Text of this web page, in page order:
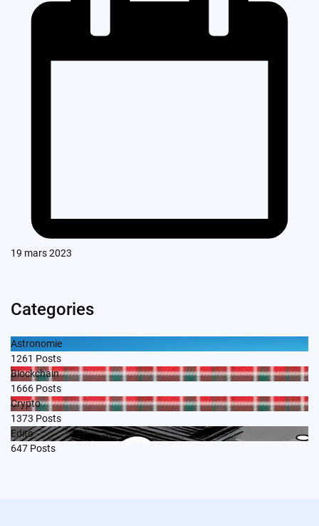
19 mars 2023
Categories
Astronomie
1261 Posts
Blockchain
1666 Posts
Crypto
1373 Posts
Edito
647 Posts